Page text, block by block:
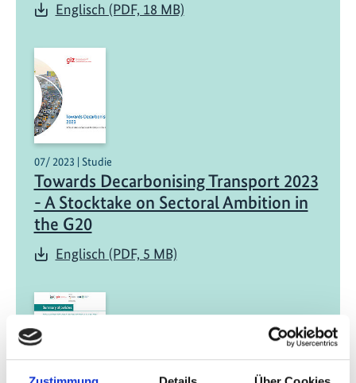
Englisch (PDF, 18 MB)
07/ 2023 | Studie
Towards Decarbonising Transport 2023
- A Stocktake on Sectoral Ambition in
the G20
Englisch (PDF, 5 MB)